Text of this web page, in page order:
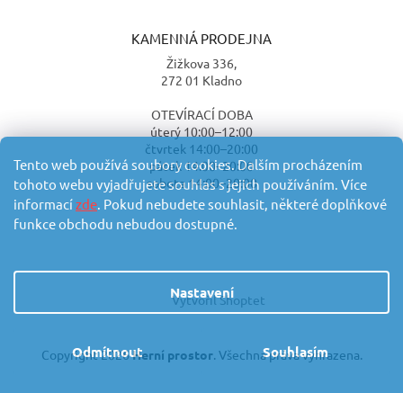
Tento web používá soubory cookies. Dalším procházením
tohoto webu vyjadřujete souhlas s jejich používáním. Více
informacízde. Pokud nebudete souhlasit, některé doplňkové
funkce obchodu nebudou dostupné.
Nastavení
Odmítnout Souhlasím
KAMENNÁ PRODEJNA
Žižkova 336,
272 01 Kladno
OTEVÍRACÍ DOBA
úterý 10:00–12:00
čtvrtek 14:00–20:00
pátek 14:00–20:00
sobota 14:00–20:00
Vytvořil Shoptet
Copyright 2026Herní prostor. Všechna práva vyhrazena.